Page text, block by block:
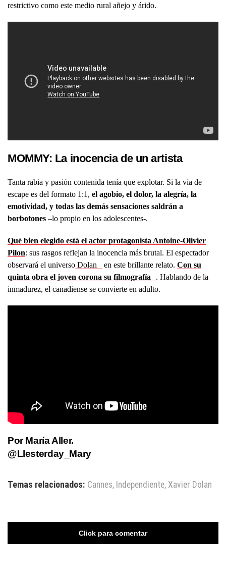
restrictivo como este medio rural añejo y árido.
MOMMY: La inocencia de un artista
Tanta rabia y pasión contenida tenía que explotar. Si la vía de
escape es del formato 1:1, el agobio, el dolor, la alegría, la
emotividad, y todas las demás sensaciones saldrán a
borbotones –lo propio en los adolescentes-.
Qué bien elegido está el actor protagonista Antoine-Olivier
Pilon: sus rasgos reflejan la inocencia más brutal. El espectador
observará el universo Dolan en este brillante relato. Con su
quinta obra el joven corona su filmografía
. Hablando de la
inmadurez, el canadiense se convierte en adulto.
PorMaría Aller.
@Llesterday_Mary
Temas relacionados: Cannes, Independiente, Xavier Dolan
Click para comentar